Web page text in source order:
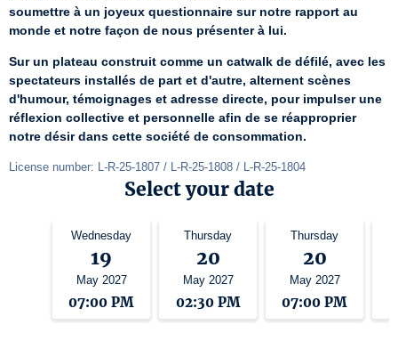
soumettre à un joyeux questionnaire sur notre rapport au
monde et notre façon de nous présenter à lui.
Sur un plateau construit comme un catwalk de défilé, avec les
spectateurs installés de part et d'autre, alternent scènes
d'humour, témoignages et adresse directe, pour impulser une
réflexion collective et personnelle afin de se réapproprier
notre désir dans cette société de consommation.
License number: L-R-25-1807 / L-R-25-1808 / L-R-25-1804
Select your date
Wednesday
19
May 2027
07:00 PM
Thursday
20
May 2027
02:30 PM
Thursday
20
May 2027
07:00 PM